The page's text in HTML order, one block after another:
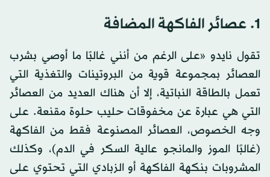
1. عصائر الفاكهة المضافة
تقول نايدو «على الرغم من أنني غالبًا ما أوصي بشرب
العصائر بمجموعة قوية من البروتينات والتغذية التي
تعمل بالطاقة النباتية، إلا أن هناك العديد من العصائر
التي هي عبارة عن مخفوقات حليب حلوة مقنعة. على
وجه الخصوص، العصائر المصنوعة فقط من الفاكهة
(غالبًا الموز والمانجو عالية السكر في الدم)، وكذلك
المشروبات بنكهة الفاكهة أو الزبادي التي تحتوي على